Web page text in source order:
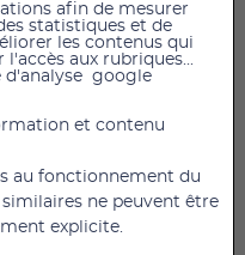
LA30 Beurer
solubles dans
afin de mesurer
statistiques et de
les contenus qui
aux rubriques...
d'analyse google
et contenu
au fonctionnement du
ne peuvent être
explicite.